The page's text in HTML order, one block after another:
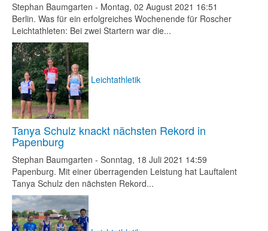
Stephan Baumgarten - Montag, 02 August 2021 16:51
Berlin. Was für ein erfolgreiches Wochenende für Roscher
Leichtathleten: Bei zwei Startern war die...
Leichtathletik
Tanya Schulz knackt nächsten Rekord in
Papenburg
Stephan Baumgarten - Sonntag, 18 Juli 2021 14:59
Papenburg. Mit einer überragenden Leistung hat Lauftalent
Tanya Schulz den nächsten Rekord...